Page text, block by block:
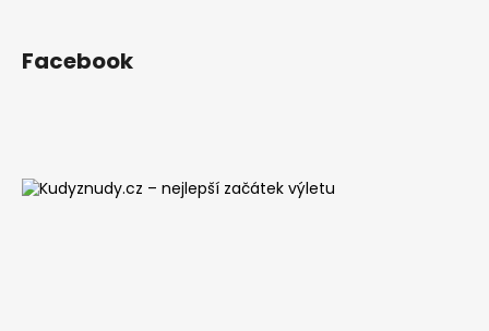
Facebook